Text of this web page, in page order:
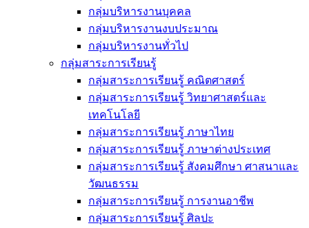
กลุ่มบริหารงานบุคคล
กลุ่มบริหารงานงบประมาณ
กลุ่มบริหารงานทั่วไป
กลุ่มสาระการเรียนรู้
กลุ่มสาระการเรียนรู้ คณิตศาสตร์
กลุ่มสาระการเรียนรู้ วิทยาศาสตร์และ
เทคโนโลยี
กลุ่มสาระการเรียนรู้ ภาษาไทย
กลุ่มสาระการเรียนรู้ ภาษาต่างประเทศ
กลุ่มสาระการเรียนรู้ สังคมศึกษา ศาสนาและ
วัฒนธรรม
กลุ่มสาระการเรียนรู้ การงานอาชีพ
กลุ่มสาระการเรียนรู้ ศิลปะ